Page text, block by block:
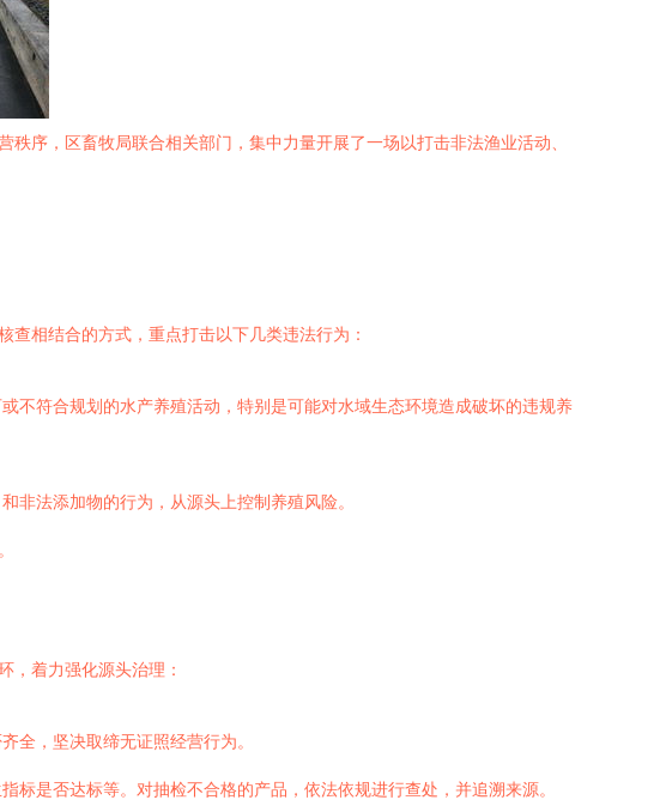
序，区畜牧局联合相关部门，集中力量开展了一场以打击非法渔业活动、
相结合的方式，重点打击以下几类违法行为：
不符合规划的水产养殖活动，特别是可能对水域生态环境造成破坏的违规养
非法添加物的行为，从源头上控制养殖风险。
，着力强化源头治理：
全，坚决取缔无证照经营行为。
是否达标等。对抽检不合格的产品，依法依规进行查处，并追溯来源。